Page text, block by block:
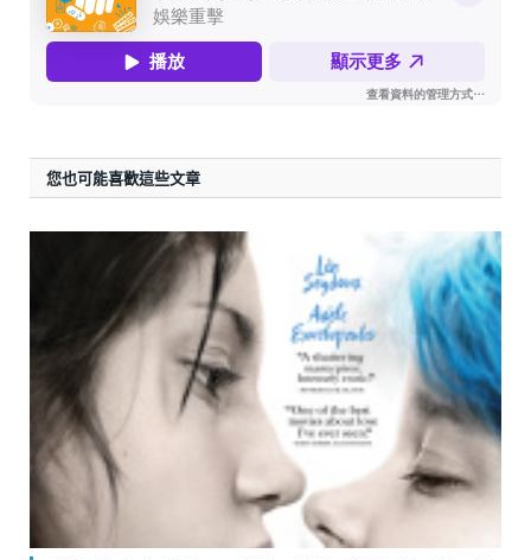
您也可能喜歡這些文章